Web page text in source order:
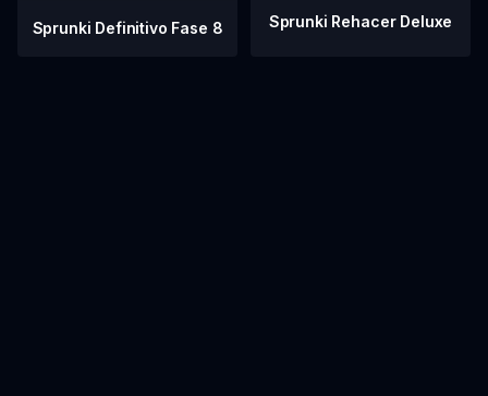
Sprunki Definitivo Fase 8 Sprunki Rehacer Deluxe